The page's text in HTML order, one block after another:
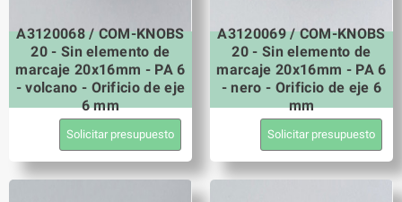
A3120068 / COM-KNOBS
20 - Sin elemento de
marcaje 20x16mm - PA 6
- volcano - Orificio de eje
6 mm
Solicitar presupuesto
A3120069 / COM-KNOBS
20 - Sin elemento de
marcaje 20x16mm - PA 6
- nero - Orificio de eje 6
mm
Solicitar presupuesto